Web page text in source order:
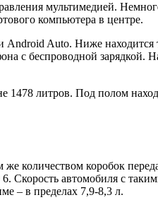
мультимедией.
компьютера в центре.
Auto. Ниже находится
с беспроводной зарядкой.
литров. Под полом
количеством коробок
автомобиля с
– в пределах 7,9-8,3 л.